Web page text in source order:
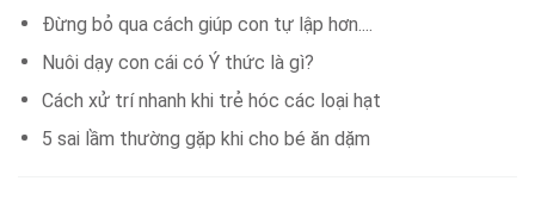
Đừng bỏ qua cách giúp con tự lập hơn....
Nuôi dạy con cái có Ý thức là gì?
Cách xử trí nhanh khi trẻ hóc các loại hạt
5 sai lầm thường gặp khi cho bé ăn dặm